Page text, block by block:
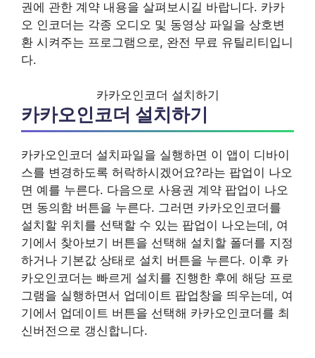
권에 관한 계약 내용을 살펴보시길 바랍니다. 카카
오 인코더는 각종 오디오 및 동영상 파일을 상호변
환 시켜주는 프로그램으로, 완전 무료 유틸리티입니
다.
카카오인코더 설치하기
카카오인코더 설치하기
카카오인코더 설치파일을 실행하면 이 앱이 디바이
스를 변경하도록 허락하시겠어요?라는 팝업이 나오
면 예를 누른다. 다음으로 사용권 계약 팝업이 나오
면 동의함 버튼을 누른다. 그러면 카카오인코더를
설치할 위치를 선택할 수 있는 팝업이 나오는데, 여
기에서 찾아보기 버튼을 선택해 설치할 폴더를 지정
하거나 기본값 상태로 설치 버튼을 누른다. 이후 카
카오인코더는 빠르게 설치를 진행한 후에 해당 프로
그램을 실행하면서 업데이트 팝업창을 띄우는데, 여
기에서 업데이트 버튼을 선택해 카카오인코더를 최
신버전으로 갱신합니다.